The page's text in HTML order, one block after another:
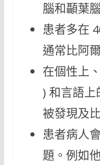
腦和顳葉
患者多在
通常比阿
在個性上
) 和言語
被發現及
患者病人
題。例如